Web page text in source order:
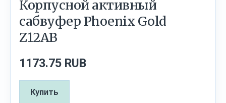
Корпусной активный
сабвуфер Phoenix Gold
Z12AB
1173.75 RUB
Купить